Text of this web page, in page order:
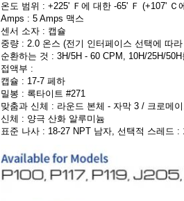
온도 범위 : +225' Ｆ에 대한 -65' Ｆ (+107' Ｃ
Amps : 5 Amps 맥스
센서 소자 : 캡슐
중량 : 2.0 온스 (전기 인터페이스 선택에 따
순환하는 것 : 3H/5H - 60 CPM, 10H/25H/
접액부 :
캡슐 : 17-7 페하
밀봉 : 록타이트 #271
맞춤과 신체 : 라운드 본체 - 자막 3 / 크로메
신체 : 양극 산화 알루미늄
표준 나사 : 18-27 NPT 남자, 선택적 스레드